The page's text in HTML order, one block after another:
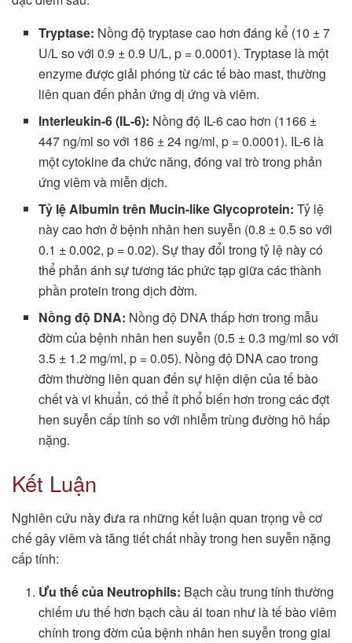
Tryptase: Nồng độ tryptase cao hơn đáng kể (10 ± 7
U/L so với 0.9 ± 0.9 U/L, p = 0.0001). Tryptase là một
enzyme được giải phóng từ các tế bào mast, thường
liên quan đến phản ứng dị ứng và viêm.
Interleukin-6 (IL-6): Nồng độ IL-6 cao hơn (1166 ±
447 ng/ml so với 186 ± 24 ng/ml, p = 0.0001). IL-6 là
một cytokine đa chức năng, đóng vai trò trong phản
ứng viêm và miễn dịch.
Tỷ lệ Albumin trên Mucin-like Glycoprotein: Tỷ lệ
này cao hơn ở bệnh nhân hen suyễn (0.8 ± 0.5 so với
0.1 ± 0.002, p = 0.02). Sự thay đổi trong tỷ lệ này có
thể phản ánh sự tương tác phức tạp giữa các thành
phần protein trong dịch đờm.
Nồng độ DNA: Nồng độ DNA thấp hơn trong mẫu
đờm của bệnh nhân hen suyễn (0.5 ± 0.3 mg/ml so với
3.5 ± 1.2 mg/ml, p = 0.05). Nồng độ DNA cao trong
đờm thường liên quan đến sự hiện diện của tế bào
chết và vi khuẩn, có thể ít phổ biến hơn trong các đợt
hen suyễn cấp tính so với nhiễm trùng đường hô hấp
nặng.
Kết Luận
Nghiên cứu này đưa ra những kết luận quan trọng về cơ
chế gây viêm và tăng tiết chất nhầy trong hen suyễn nặng
cấp tính:
Ưu thế của Neutrophils: Bạch cầu trung tính thường
chiếm ưu thế hơn bạch cầu ái toan như là tế bào viêm
chính trong đờm của bệnh nhân hen suyễn trong giai